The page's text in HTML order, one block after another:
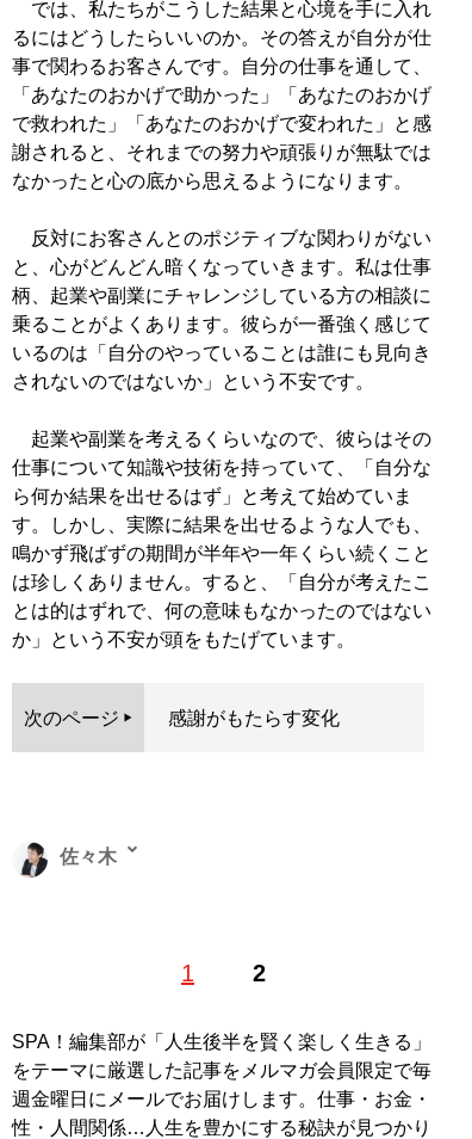
では、私たちがこうした結果と心境を手に入れ
るにはどうしたらいいのか。その答えが自分が仕
事で関わるお客さんです。自分の仕事を通して、
「あなたのおかげで助かった」「あなたのおかげ
で救われた」「あなたのおかげで変われた」と感
謝されると、それまでの努力や頑張りが無駄では
なかったと心の底から思えるようになります。
反対にお客さんとのポジティブな関わりがない
と、心がどんどん暗くなっていきます。私は仕事
柄、起業や副業にチャレンジしている方の相談に
乗ることがよくあります。彼らが一番強く感じて
いるのは「自分のやっていることは誰にも見向き
されないのではないか」という不安です。
起業や副業を考えるくらいなので、彼らはその
仕事について知識や技術を持っていて、「自分な
ら何か結果を出せるはず」と考えて始めていま
す。しかし、実際に結果を出せるような人でも、
鳴かず飛ばずの期間が半年や一年くらい続くこと
は珍しくありません。すると、「自分が考えたこ
とは的はずれで、何の意味もなかったのではない
か」という不安が頭をもたげています。
次のページ 感謝がもたらす変化
1 2
佐々木
ーチングを提唱。カイロプラクティック治療院のオーナ
の事務局長、心臓外科の部長など、さまざまな業種にク
ライアントを持つ。現在はコーチング業の傍ら、オンラ
インサロンを運営中。ブログ「星を辿る 」。著書 『人生
を変えるマインドレコーディング』
（扶桑社）が発売中
SPA！編集部が「人生後半を賢く楽しく生きる」
をテーマに厳選した記事をメルマガ会員限定で毎
週金曜日にメールでお届けします。仕事・お金・
性・人間関係…人生を豊かにする秘訣が見つかり